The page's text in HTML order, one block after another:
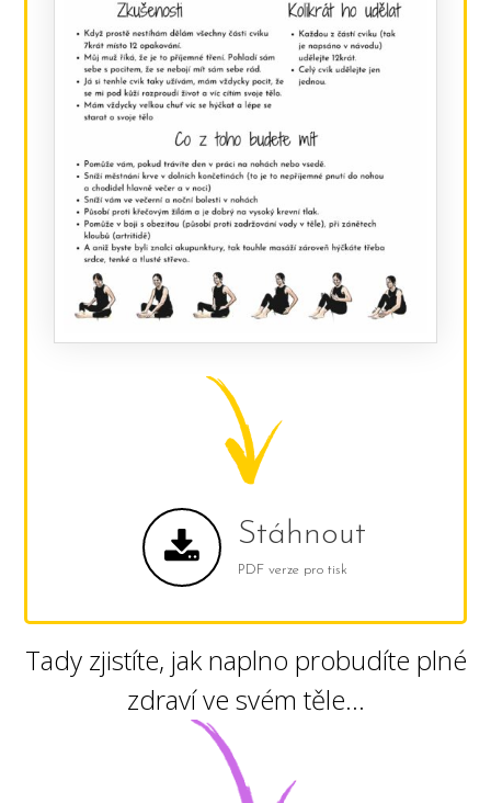
Stáhnout
PDF verze pro tisk
Tady zjistíte, jak naplno probudíte plné
zdraví ve svém těle...